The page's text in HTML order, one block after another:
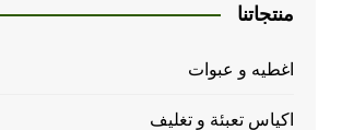
منتجاتنا
اغطيه و عبوات
اكياس تعبئة و تغليف